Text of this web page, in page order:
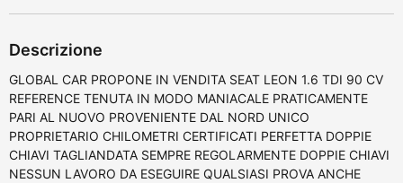
Descrizione
GLOBAL CAR PROPONE IN VENDITA SEAT LEON 1.6 TDI 90 CV
REFERENCE TENUTA IN MODO MANIACALE PRATICAMENTE
PARI AL NUOVO PROVENIENTE DAL NORD UNICO
PROPRIETARIO CHILOMETRI CERTIFICATI PERFETTA DOPPIE
CHIAVI TAGLIANDATA SEMPRE REGOLARMENTE DOPPIE CHIAVI
NESSUN LAVORO DA ESEGUIRE QUALSIASI PROVA ANCHE